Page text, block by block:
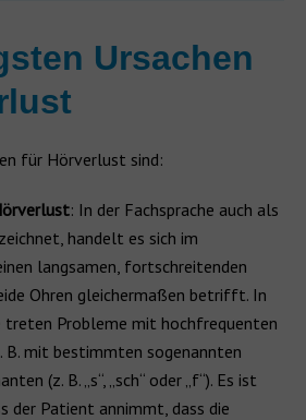
Ursachen
für Hörverlust sind:
: In der Fachsprache auch als
handelt es sich im
langsamen, fortschreitenden
Ohren gleichermaßen betrifft. In
treten Probleme mit hochfrequenten
B. mit bestimmten sogenannten
(z. B. „s“, „sch“ oder „f“). Es ist
der Patient annimmt, dass die